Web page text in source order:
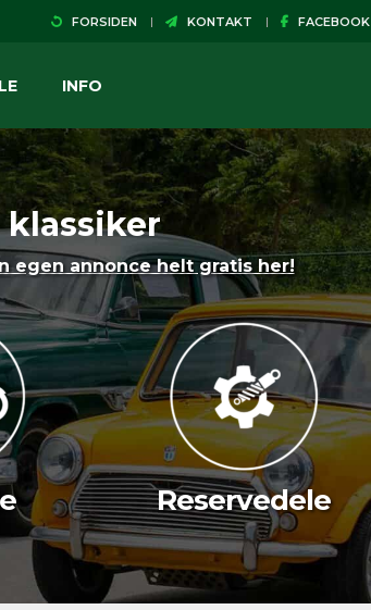
FORSIDEN KONTAKT FACEBOOK
INFO
egen annonce helt gratis her!
Reservedele